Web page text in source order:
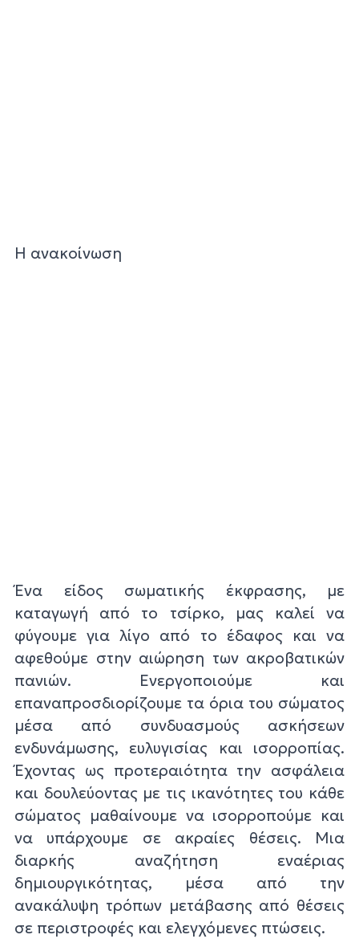
Η ανακοίνωση
Ένα είδος σωματικής έκφρασης, με
καταγωγή από το τσίρκο, μας καλεί να
φύγουμε για λίγο από το έδαφος και να
αφεθούμε στην αιώρηση των ακροβατικών
πανιών. Ενεργοποιούμε και
επαναπροσδιορίζουμε τα όρια του σώματος
μέσα από συνδυασμούς ασκήσεων
ενδυνάμωσης, ευλυγισίας και ισορροπίας.
Έχοντας ως προτεραιότητα την ασφάλεια
και δουλεύοντας με τις ικανότητες του κάθε
σώματος μαθαίνουμε να ισορροπούμε και
να υπάρχουμε σε ακραίες θέσεις. Μια
διαρκής αναζήτηση εναέριας
δημιουργικότητας, μέσα από την
ανακάλυψη τρόπων μετάβασης από θέσεις
σε περιστροφές και ελεγχόμενες πτώσεις.